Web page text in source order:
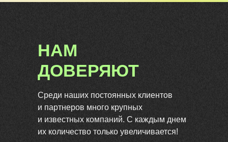
НАМ
ДОВЕРЯЮТ
Среди наших постоянных клиентов
и партнеров много крупных
и известных компаний. С каждым днем
их количество только увеличивается!